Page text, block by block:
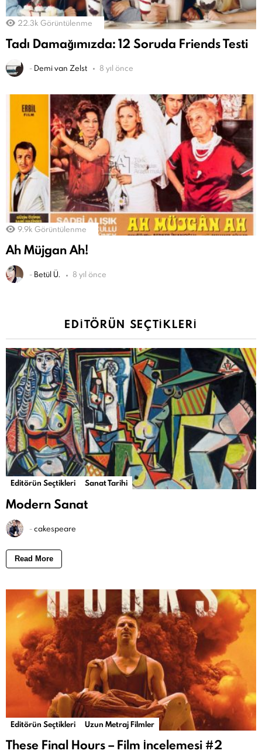
22.3k Görüntülenme
Tadı Damağımızda: 12 Soruda Friends Testi
- Demi van Zelst 8 yıl önce
9.9k Görüntülenme
Ah Müjgan Ah!
- Betül Ü. 8 yıl önce
EDITÖRÜN SEÇTIKLERI
Editörün Seçtikleri Sanat Tarihi
Modern Sanat
-cakespeare
Read More
Editörün Seçtikleri Uzun Metraj Filmler
These Final Hours – Film İncelemesi #2